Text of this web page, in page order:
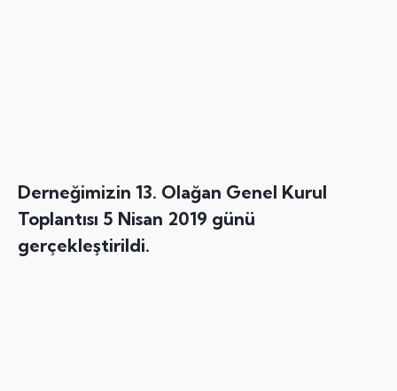
Derneğimizin 13. Olağan Genel Kurul
Toplantısı 5 Nisan 2019 günü
gerçekleştirildi.